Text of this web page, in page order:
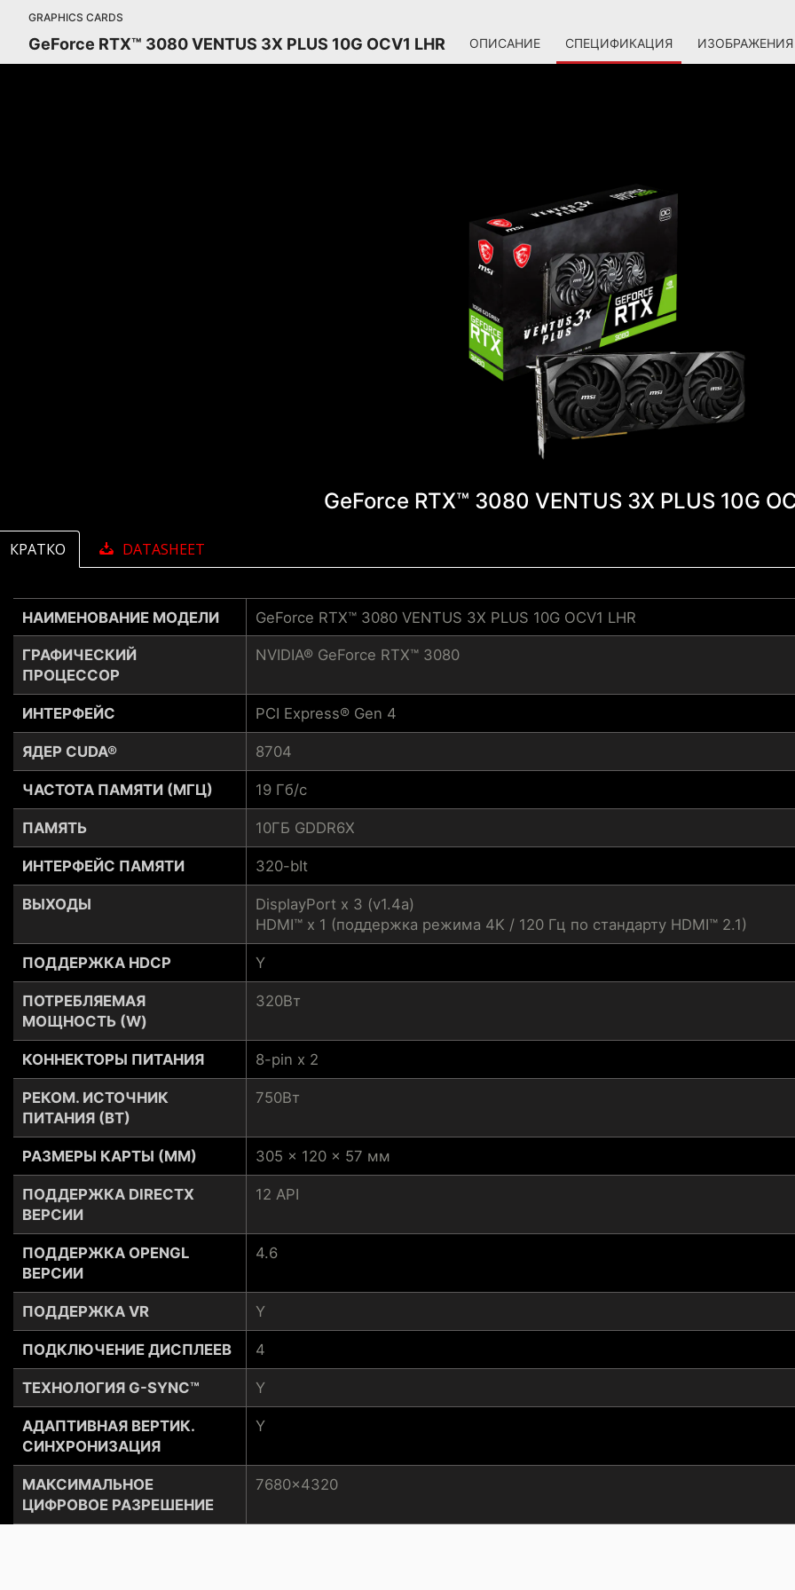
GRAPHICS CARDS
GeForce RTX™ 3080 VENTUS 3X PLUS 10G OCV1 LHR ОПИСАНИЕ СПЕЦИФИКАЦИЯ ИЗОБРАЖЕНИЯ
GeForce RTX™ 3080 VENTUS 3X PLUS 10G
КРАТКО DATASHEET
НАИМЕНОВАНИЕ МОДЕЛИ
ГРАФИЧЕСКИЙ
ПРОЦЕССОР
ИНТЕРФЕЙС
ЯДЕР CUDA®
ЧАСТОТА ПАМЯТИ (МГЦ)
ПАМЯТЬ
ИНТЕРФЕЙС ПАМЯТИ
ВЫХОДЫ
ПОДДЕРЖКА HDCP
ПОТРЕБЛЯЕМАЯ
МОЩНОСТЬ (W)
КОННЕКТОРЫ ПИТАНИЯ
РЕКОМ. ИСТОЧНИК
ПИТАНИЯ (ВТ)
РАЗМЕРЫ КАРТЫ (ММ)
ПОДДЕРЖКА DIRECTX
ВЕРСИИ
ПОДДЕРЖКА OPENGL
ВЕРСИИ
ПОДДЕРЖКА VR
ПОДКЛЮЧЕНИЕ ДИСПЛЕЕВ
ТЕХНОЛОГИЯ G-SYNC™
АДАПТИВНАЯ ВЕРТИК.
СИНХРОНИЗАЦИЯ
МАКСИМАЛЬНОЕ
ЦИФРОВОЕ РАЗРЕШЕНИЕ
GeForce RTX™ 3080 VENTUS 3X PLUS 10G OCV1 LHR
NVIDIA® GeForce RTX™ 3080
PCI Express® Gen 4
8704
19 Гб/с
10ГБ GDDR6X
320-bIt
DisplayPort x 3 (v1.4a)
HDMI™ x 1 (поддержка режима 4K / 120 Гц по стандарту HDMI™ 2.1)
Y
320Вт
8-pin x 2
750Вт
305 x 120 x 57 мм
12 API
4.6
Y
4
Y
Y
7680x4320